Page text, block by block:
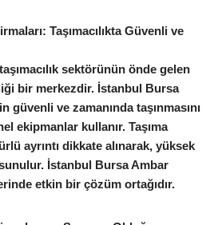
Taşımacılıkta Güvenli ve
sektörünün önde gelen
bir merkezdir. İstanbul Bursa
güvenli ve zamanında taşınmasını
ekipmanlar kullanır. Taşıma
ayrıntı dikkate alınarak, yüksek
İstanbul Bursa Ambar
etkin bir çözüm ortağıdır.